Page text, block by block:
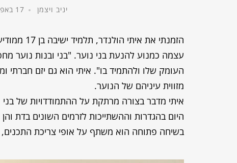
יניב ויצמן 17 באפריל, 2022
הזמנתי
עצמה כמנוע להנעת בני נוער. "בני ובנות נוער
העומק שלו ולהתמיד בו". איתי הוא גם יזם
מזווית עיניהם של הנוער.
איתי מדבר בצורה מרתקת על ההתמודדויות של בני
היום בהגדרות וההשתייכות לזרמים השונים בדת
בשיחה פתוחה הוא משתף על אופי צריכת